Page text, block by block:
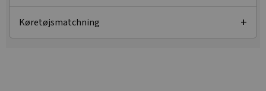
Køretøjsmatchning